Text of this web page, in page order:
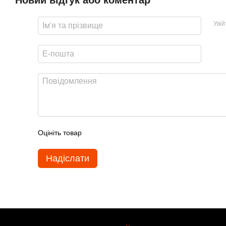
Оцініть товар
Надіслати